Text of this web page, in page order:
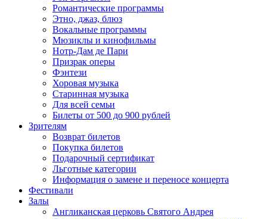
Романтические программы
Этно, джаз, блюз
Вокальные программы
Мюзиклы и кинофильмы
Нотр-Дам де Пари
Призрак оперы
Фэнтези
Хоровая музыка
Старинная музыка
Для всей семьи
Билеты от 500 до 900 рублей
Зрителям
Возврат билетов
Покупка билетов
Подарочный сертификат
Льготные категории
Информация о замене и переносе концерта
Фестивали
Залы
Англиканская церковь Святого Андрея